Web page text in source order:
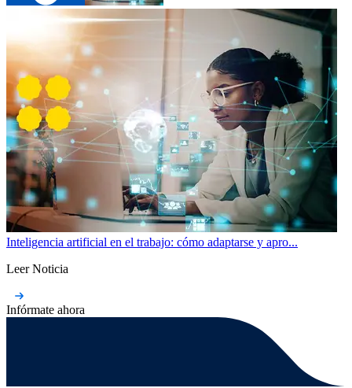
Inteligencia artificial en el trabajo: cómo adaptarse y apro...
Leer Noticia
Infórmate ahora